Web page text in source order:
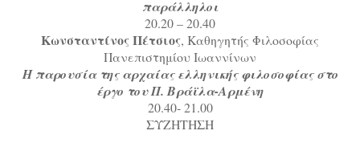
παράλληλοι
20.20 – 20.40
Κωνσταντίνος Πέτσιος, Καθηγητής Φιλοσοφίας
Πανεπιστημίου Ιωαννίνων
Η παρουσία της αρχαίας ελληνικής φιλοσοφίας στο
έργο του Π. Βράϊλα-Αρμένη
20.40- 21.00
ΣΥΖΗΤΗΣΗ